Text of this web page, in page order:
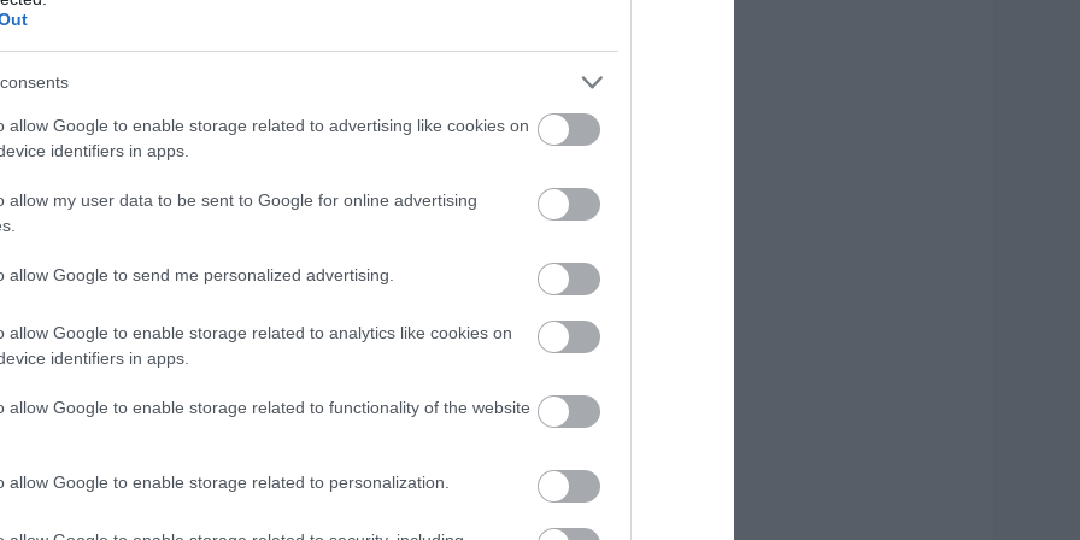
allow Google to enable storage related to advertising like cookies on
identifiers in apps.
allow my user data to be sent to Google for online advertising
allow Google to send me personalized advertising.
allow Google to enable storage related to analytics like cookies on
identifiers in apps.
allow Google to enable storage related to functionality of the website
allow Google to enable storage related to personalization.
τα μηχανήματα αιμοκάθαρσης
του απαραίτητου προσωπικού, ενώ
και νοσηλευτές. Στόχος είναι η
10 Ιουλίου.
για την κάλυψη των
έξι θέσεις αιμοκάθαρσης, εκ των οποίων η
περιστατικά που απαιτούν αυξημένα
Φαγητό και κρασί
Συγκίνηση και
Εύβοια! Τίμησαν τον
Όσιο Ιωάννη του
φωτιά του 2021